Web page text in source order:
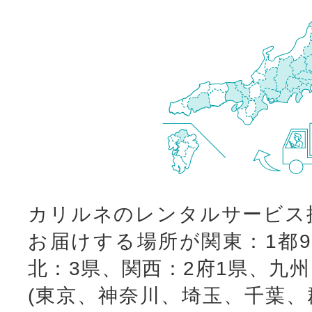
カリルネのレンタルサービ
お届けする場所が関東：1都
北：3県、関西：2府1県、九
(東京、神奈川、埼玉、千葉